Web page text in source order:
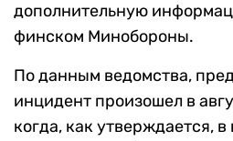
дополнительную
финском Минобороны.
По данным ведомства,
инцидент произошел в
когда, как утверждается,